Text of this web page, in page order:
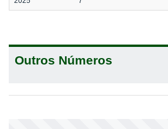
Outros Números